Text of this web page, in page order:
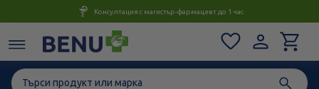
Консултация с магистър-фармацевт до 1 час